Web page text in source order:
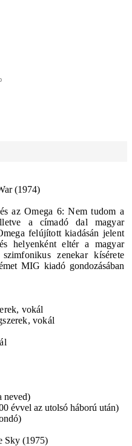
(1974)
az Omega 6: Nem tudom a
a címadó dal magyar
felújított kiadásán jelent
helyenként eltér a magyar
zenekar kísérete
MIG kiadó gondozásában
vokál
vokál
neved)
évvel az utolsó háború után)
Sky (1975)